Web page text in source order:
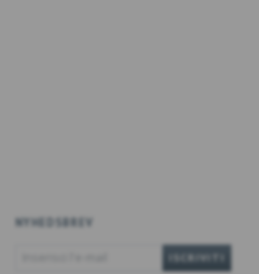
NYHEDSBREV
ISCRIVITI